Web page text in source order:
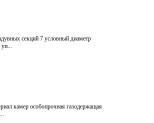
секций 7 условный диаметр
камер особопрочная газодержащая